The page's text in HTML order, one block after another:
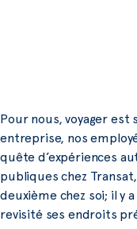
Pour nous, voyager est
entreprise, nos
quête d’expériences
publiques chez
deuxième chez soi; il y
revisité ses endroits